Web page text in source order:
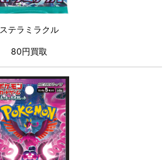
ステラミラクル
80円買取